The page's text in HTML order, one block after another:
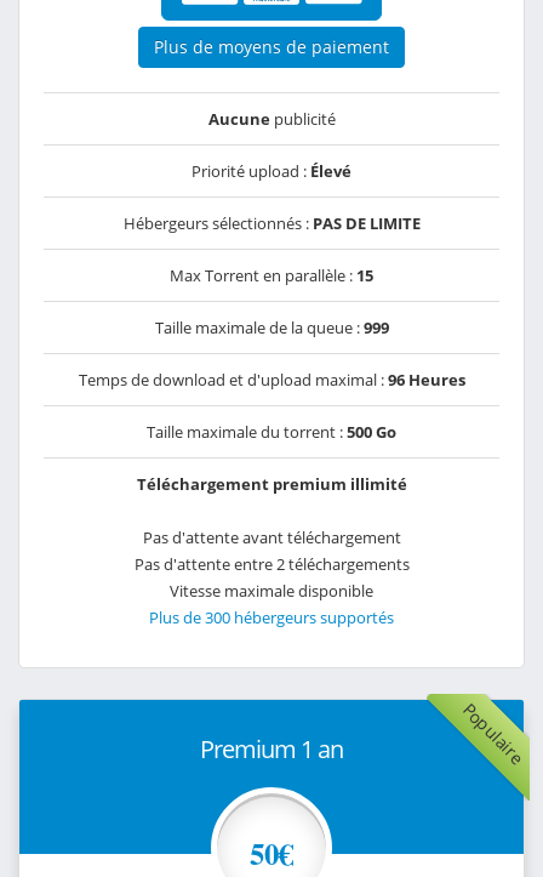
Plus de moyens de paiement
Aucunepublicité
Priorité upload : Élevé
Hébergeurs sélectionnés : PAS DE LIMITE
Max Torrent en parallèle : 15
Taille maximale de la queue :999
Temps de download et d'upload maximal :96 Heures
Taille maximale du torrent :500 Go
Téléchargement premium illimité
Pas d'attente avant téléchargement
Pas d'attente entre 2 téléchargements
Vitesse maximale disponible
Plus de 300 hébergeurs supportés
Populaire
Premium 1 an
50€